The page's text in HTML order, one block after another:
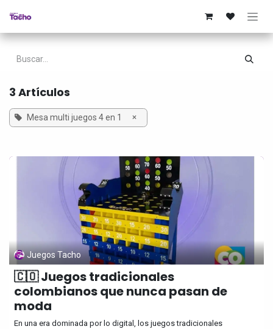
3 Artículos
Mesa multi juegos 4 en 1 ×
Juegos Tacho
🇨🇴 Juegos tradicionales
colombianos que nunca pasan de
moda
En una era dominada por lo digital, los juegos tradicionales